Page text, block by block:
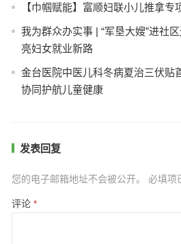
【巾帼赋能】富顺妇联小儿推拿专
我为群众办实事 | “军垦大嫂”进社
亮妇女就业新路
金台医院中医儿科冬病夏治三伏贴
协同护航儿童健康
发表回复
您的电子邮箱地址不会被公开。 必填项
评论 *